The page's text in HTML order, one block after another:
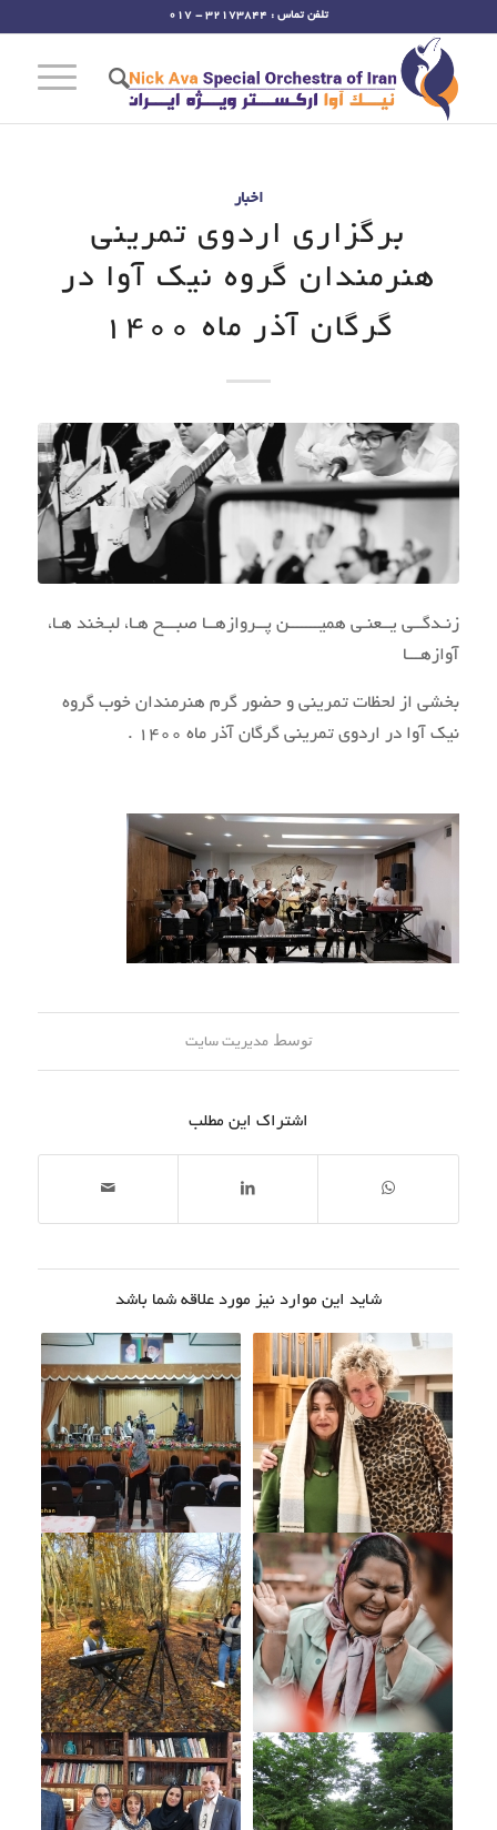
تلفن تماس : 32173844 - 017
اخبار
برگزاری اردوی تمرینی
هنرمندان گروه نیک آوا در
گرگان آذر ماه 1400
زنـدگــی یــعنـی همیـــــــن پــروازهــا صبـــح هـا، لبـخند هـا،
آوازهـــا
بخشی از لحظات تمرینی و حضور گرم هنرمندان خوب گروه
نیک آوا در اردوی تمرینی گرگان آذر ماه ۱۴۰۰ .
توسطمدیریت سایت
اشتراک این مطلب
شاید این موارد نیز مورد علاقه شما باشد